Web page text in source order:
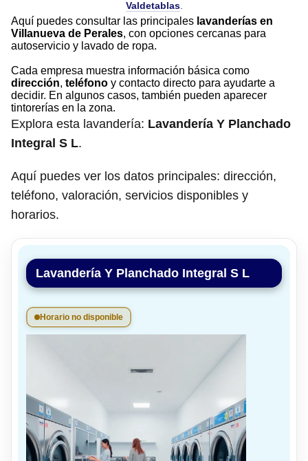
Valdetablas.
Aquí puedes consultar las principales lavanderías en
Villanueva de Perales, con opciones cercanas para
autoservicio y lavado de ropa.
Cada empresa muestra información básica como
dirección, teléfono y contacto directo para ayudarte a
decidir. En algunos casos, también pueden aparecer
tintorerías en la zona.
Explora esta lavandería: Lavandería Y Planchado
Integral S L.
Aquí puedes ver los datos principales: dirección,
teléfono, valoración, servicios disponibles y
horarios.
Lavandería Y Planchado Integral S L
Horario no disponible